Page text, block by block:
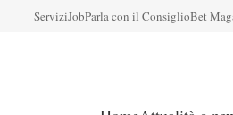
ServiziJobParla con il ConsiglioBet